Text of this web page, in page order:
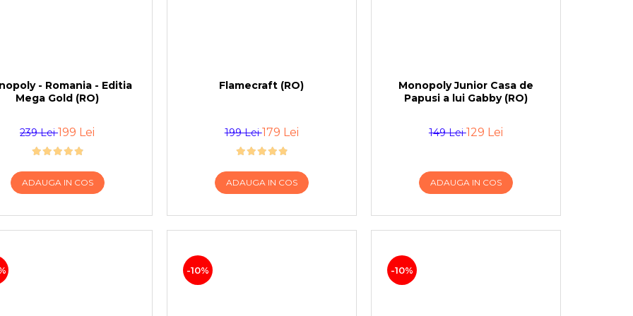
- Romania - Editia
Mega Gold (RO)
239 Lei199 Lei
ADAUGA IN COS
Flamecraft (RO)
199 Lei179 Lei
ADAUGA IN COS
Monopoly Junior Casa de
Papusi a lui Gabby (RO)
149 Lei129 Lei
ADAUGA IN COS
-10% -10%